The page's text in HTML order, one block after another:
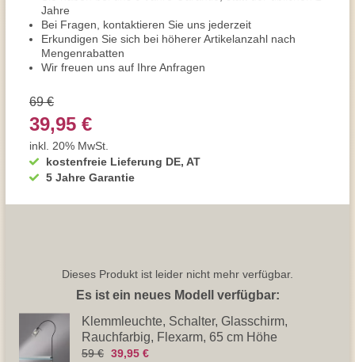
Jahre
Bei Fragen, kontaktieren Sie uns jederzeit
Erkundigen Sie sich bei höherer Artikelanzahl nach
Mengenrabatten
Wir freuen uns auf Ihre Anfragen
kostenfreie Lieferung DE, AT
5 Jahre Garantie
69 €
39,95 €
inkl. 20% MwSt.
Dieses Produkt ist leider nicht mehr verfügbar.
Es ist ein neues Modell verfügbar:
Klemmleuchte, Schalter, Glasschirm,
Rauchfarbig, Flexarm, 65 cm Höhe
59 € 39,95 €